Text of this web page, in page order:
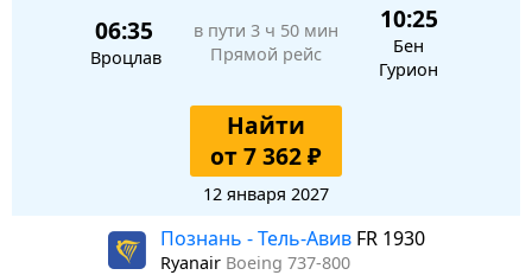
06:35
Вроцлав
в пути 3 ч 50 мин
Прямой рейс
10:25
Бен
Гурион
Найти
от 7 362 ₽
12 января 2027
Познань - Тель-Авив FR 1930
Ryanair Boeing 737-800